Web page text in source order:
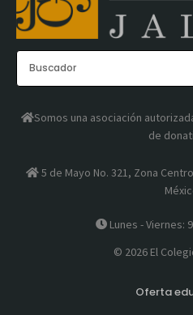
Somos una asociación
de
5 de Mayo No. 321, Zona
Lunes - Viernes:
© 2026 El
Oferta